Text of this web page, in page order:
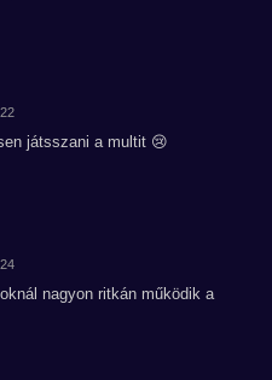
játsszani a multit 😢
nagyon ritkán működik a